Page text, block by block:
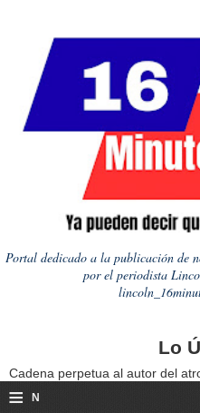
Portal dedicado a la publicación de
por el periodista
Lo
Cadena perpetua al autor del
≡ N